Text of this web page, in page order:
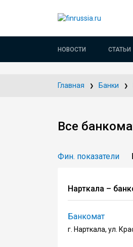
НОВОСТИ СТАТЬИ
Главная Банки
Все
Фин. показатели
Нарткала –
Банкомат
г. Нарткала, ул.